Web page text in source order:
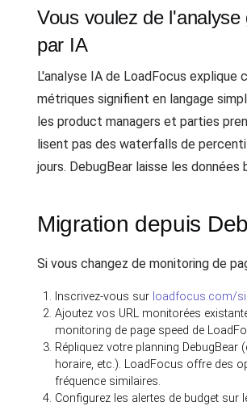
Vous voulez de l'analyse
par IA
L'analyse IA de LoadFocus explique
métriques signifient en langage
les product managers et parties
lisent pas des waterfalls de
jours. DebugBear laisse les données
Migration depuis
Si vous changez de monitoring de
Inscrivez-vous sur loadfocus.com/
Ajoutez vos URL monitorées
monitoring de page speed de
Répliquez votre planning DebugBear
horaire, etc.). LoadFocus offre des
fréquence similaires.
Configurez les alertes de budget sur